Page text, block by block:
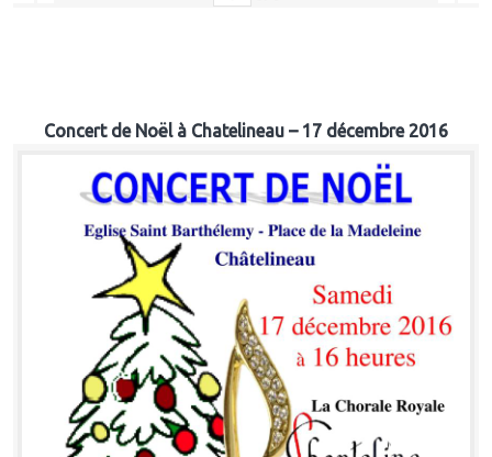
Concert de Noël à Chatelineau – 17 décembre 2016